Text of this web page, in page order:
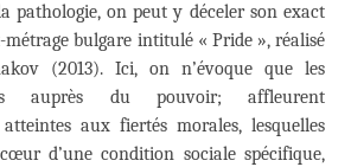
pathologie, on peut y déceler son exact
bulgare intitulé « Pride », réalisé
(2013). Ici, on n’évoque que les
auprès du pouvoir; affleurent
atteintes aux fiertés morales, lesquelles
d’une condition sociale spécifique,